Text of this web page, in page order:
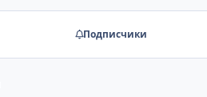
Подписчики